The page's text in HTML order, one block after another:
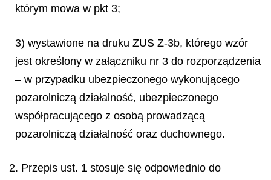
którym mowa w pkt 3;
3) wystawione na druku ZUS Z-3b, którego wzór
jest określony w załączniku nr 3 do rozporządzenia
– w przypadku ubezpieczonego wykonującego
pozarolniczą działalność, ubezpieczonego
współpracującego z osobą prowadzącą
pozarolniczą działalność oraz duchownego.
2. Przepis ust. 1 stosuje się odpowiednio do